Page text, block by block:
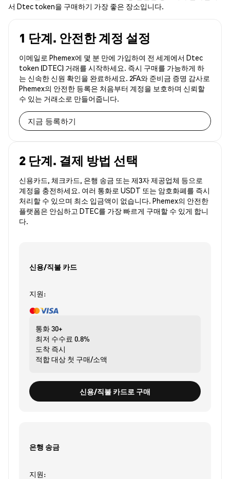
서 Dtec token을 구매하기 가장 좋은 장소입니다.
1 단계. 안전한 계정 설정
이메일로 Phemex에 몇 분 만에 가입하여 전 세계에서 Dtec
token (DTEC) 거래를 시작하세요. 즉시 구매를 가능하게 하
는 신속한 신원 확인을 완료하세요. 2FA와 준비금 증명 감사로
Phemex의 안전한 등록은 처음부터 계정을 보호하며 신뢰할
수 있는 거래소로 만들어줍니다.
지금 등록하기
2 단계. 결제 방법 선택
신용카드, 체크카드, 은행 송금 또는 제3자 제공업체 등으로
계정을 충전하세요. 여러 통화로 USDT 또는 암호화폐를 즉시
처리할 수 있으며 최소 입금액이 없습니다. Phemex의 안전한
플랫폼은 안심하고 DTEC를 가장 빠르게 구매할 수 있게 합니
다.
신용/직불 카드
지원:
통화30+
최저 수수료 0.8%
도착 즉시
적합 대상 첫 구매/소액
신용/직불 카드로 구매
은행 송금
지원: